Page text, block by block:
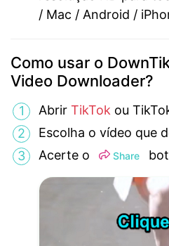
/ Mac / Android /
Como usar o
Video Downloader?
Abrir TikTok ou
Escolha o vídeo que
Acerte o
Share